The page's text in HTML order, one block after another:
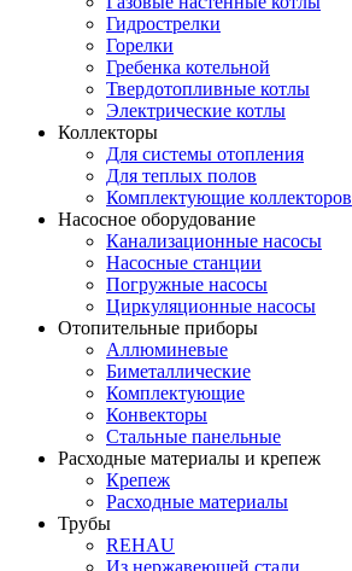
Гидрострелки
Горелки
Гребенка котельной
Твердотопливные котлы
Электрические котлы
Коллекторы
Для системы отопления
Для теплых полов
Комплектующие коллекторов
Насосное оборудование
Канализационные насосы
Насосные станции
Погружные насосы
Циркуляционные насосы
Отопительные приборы
Аллюминевые
Биметаллические
Комплектующие
Конвекторы
Стальные панельные
Расходные материалы и крепеж
Крепеж
Расходные материалы
Трубы
REHAU
Из нержавеющей стали